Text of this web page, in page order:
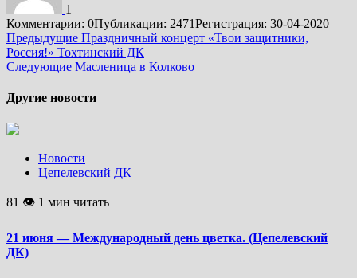
1
Комментарии: 0Публикации: 2471Регистрация: 30-04-2020
Подробнее
Предыдущие Праздничный концерт «Твои защитники,
Россия!» Тохтинский ДК
Следующие Масленица в Колково
Другие новости
Новости
Цепелевский ДК
81 👁 1 мин читать
21 июня — Международный день цветка. (Цепелевский
ДК)